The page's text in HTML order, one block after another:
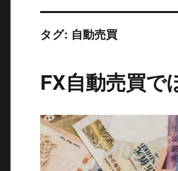
タグ: 自動売買
FX自動売買で